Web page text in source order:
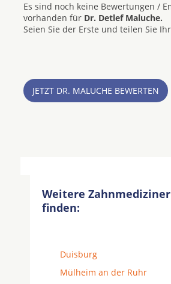
Es sind noch keine Bewertungen /
vorhanden für Dr. Detlef Maluche.
Seien Sie der Erste und teilen Sie
JETZT DR. MALUCHE BEWERTEN
Weitere
finden:
Duisburg
Mülheim an der Ruhr